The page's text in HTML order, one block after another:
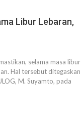
Libur Lebaran,
selama masa libur
Hal tersebut ditegaskan
M. Suyamto, pada